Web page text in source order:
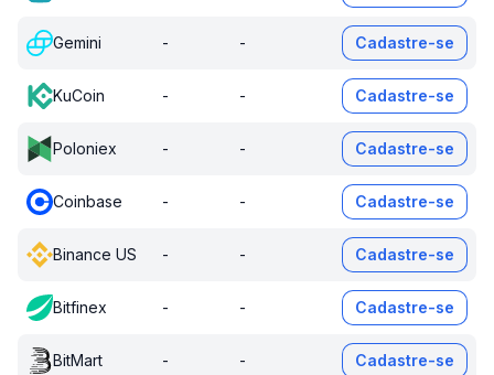
Gemini - - Cadastre-se
KuCoin - - Cadastre-se
Poloniex - - Cadastre-se
Coinbase - - Cadastre-se
Binance US - - Cadastre-se
Bitfinex - - Cadastre-se
BitMart - - Cadastre-se